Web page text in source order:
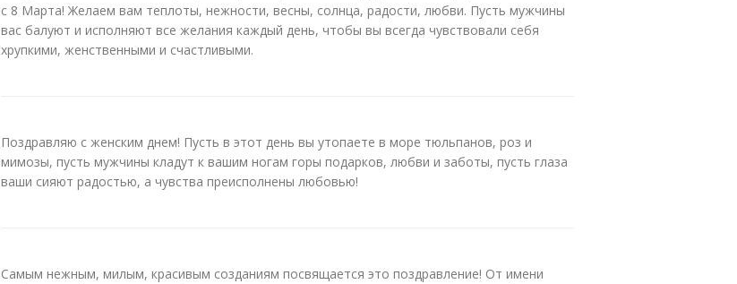
с 8 Марта! Желаем вам теплоты, нежности, весны, солнца, радости, любви. Пусть мужчины
вас балуют и исполняют все желания каждый день, чтобы вы всегда чувствовали себя
хрупкими, женственными и счастливыми.
Поздравляю с женским днем! Пусть в этот день вы утопаете в море тюльпанов, роз и
мимозы, пусть мужчины кладут к вашим ногам горы подарков, любви и заботы, пусть глаза
ваши сияют радостью, а чувства преисполнены любовью!
Самым нежным, милым, красивым созданиям посвящается это поздравление! От имени